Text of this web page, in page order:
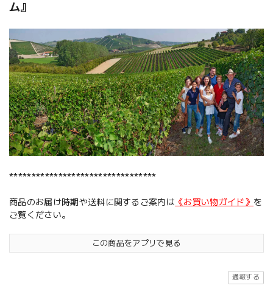
ム』
*********************************
商品のお届け時期や送料に関するご案内は 《お買い物ガイド》 を
ご覧ください。
この商品をアプリで見る
通報する